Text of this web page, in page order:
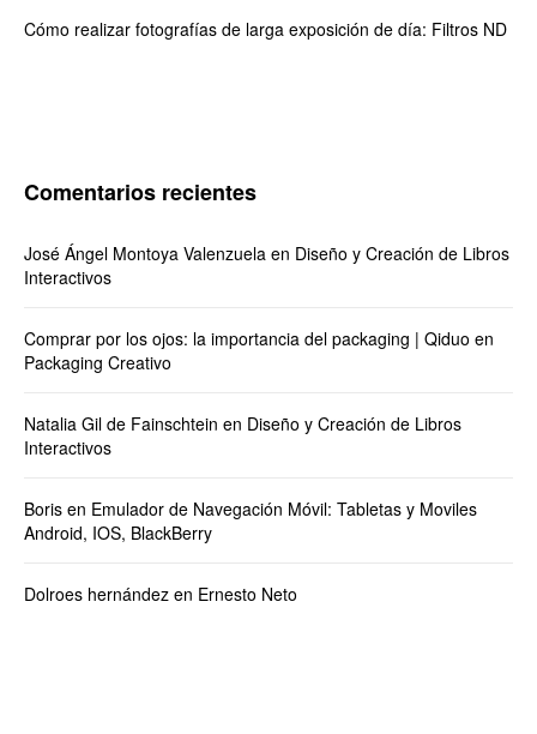
Cómo realizar fotografías de larga exposición de día: Filtros ND
Comentarios recientes
José Ángel Montoya Valenzuela en Diseño y Creación de Libros
Interactivos
Comprar por los ojos: la importancia del packaging | Qiduo en
Packaging Creativo
Natalia Gil de Fainschtein en Diseño y Creación de Libros
Interactivos
Boris en Emulador de Navegación Móvil: Tabletas y Moviles
Android, IOS, BlackBerry
Dolroes hernández en Ernesto Neto